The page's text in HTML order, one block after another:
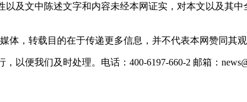
及文中陈述文字和内容未经本网证实，对本文以及其
，转载目的在于传递更多信息，并不代表本网赞同其观
便我们及时处理。电话：400-6197-660-2 邮箱：